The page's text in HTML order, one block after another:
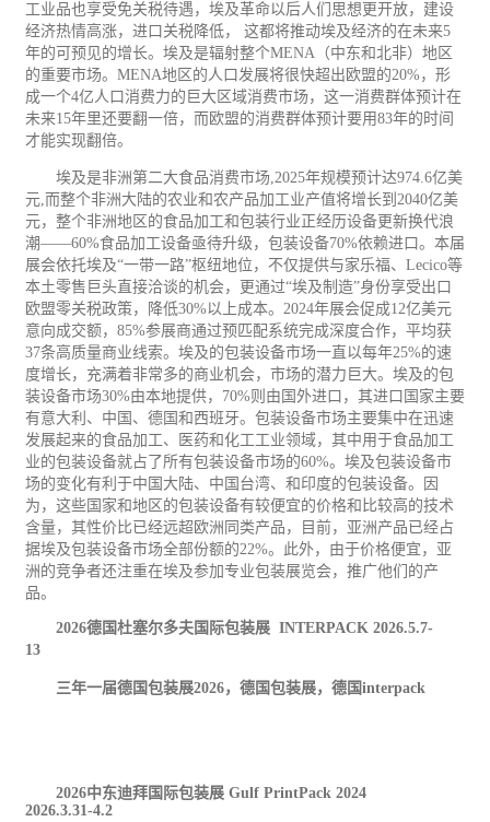
工业品也享受免关税待遇，埃及革命以后人们思想更开放，建设
经济热情高涨，进口关税降低， 这都将推动埃及经济的在未来5
年的可预见的增长。埃及是辐射整个MENA （中东和北非）地区
的重要市场。 MENA地区的人口发展将很快超出欧盟的20% ，形
成一个4亿人口消费力的巨大区域消费市场，这一消费群体预计在
未来15年里还要翻一倍，而欧盟的消费群体预计要用83年的时间
才能实现翻倍。
埃及是非洲第二大食品消费市场 ,2025年规模预计达974.6亿美
元 而整个非洲大陆的农业和农产品加工业产值将增长到 2040亿美
元，整个非洲地区的食品加工和包装行业正经历设备更新换代浪
潮——60%食品加工设备亟待升级，包装设备70%依赖进口。本届
展会依托埃及“一带一路”枢纽地位，不仅提供与家乐福、 Lecico等
本土零售巨头直接洽谈的机会，更通过“埃及制造”身份享受出口
欧盟零关税政策，降低30% 以上成本。 2024年展会促成12亿美元
意向成交额， 85%参展商通过预匹配系统完成深度合作，平均获
37条高质量商业线索。埃及的包装设备市场一直以每年25%的速
度增长，充满着非常多的商业机会，市场的潜力巨大。埃及的包
装设备市场30%由本地提供， 70%则由国外进口，其进口国家主要
有意大利、中国、德国和西班牙。包装设备市场主要集中在迅速
发展起来的食品加工、
医药和化工工业领域，其中用于食品加工
业的包装设备就占了所有包装设备市场的60%。埃及包装设备市
场的变化有利于中国大陆、中国台湾、和印度的包装设备。因
为，这些国家和地区的包装设备有较便宜的价格和比较高的技术
含量，其性价比已经远超欧洲同类产品，目前，亚洲产品已经占
据埃及包装设备市场全部份额的22%。此外，由于价格便宜，亚
洲的竞争者还注重在埃及参加专业包装展览会，推广他们的产
品。
2026德国杜塞尔多夫国际包装展 INTERPACK 2026.5.7-
13
三年一届德国包装展2026，德国包装展，德国interpack
2026中东迪拜国际包装展 Gulf PrintPack 2024
2026.3.31-4.2